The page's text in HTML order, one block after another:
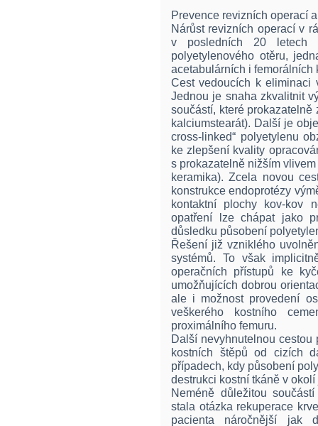
Prevence revizních operací
Nárůst revizních operací v
v posledních 20 letech
polyetylenového otěru,
acetabulárních i femorálních
Cest vedoucích k eliminaci
Jednou je snaha zkvalitnit
součástí, které
kalciumstearát). Další je
cross-linked“ polyetylenu
ke zlepšení kvality
s prokazatelně nižším
keramika). Zcela novou
konstrukce endoprotézy
kontaktní plochy kov-kov
opatření lze chápat jako
důsledku působení
Řešení již vzniklého
systémů. To však
operačních přístupů ke
umožňujících dobrou
ale i možnost provedení
veškerého kostního
proximálního femuru.
Další nevyhnutelnou
kostních štěpů od cizích
případech, kdy působení
destrukci kostní tkáně v
Neméně důležitou
stala otázka rekuperace
pacienta náročnější jak